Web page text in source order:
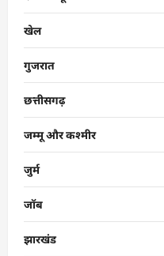
खेल
गुजरात
छत्तीसगढ़
जम्मू और कश्मीर
जुर्म
जॉब
झारखंड